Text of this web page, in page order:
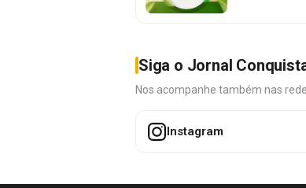
Siga o Jornal
Nos acompanhe também nas
Instagram